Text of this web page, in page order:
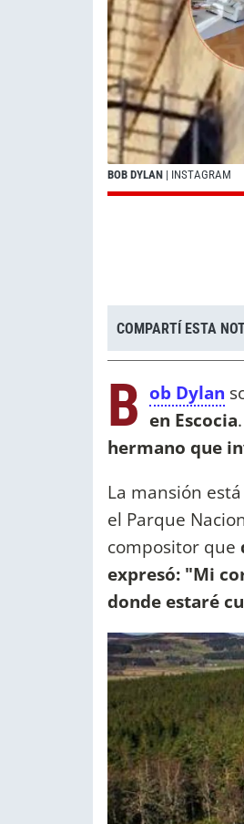
BOB DYLAN | INSTAGRAM
COMPARTÍ ESTA
B ob Dylan
en Escocia
hermano que
La mansión
el Parque
compositor que
expresó: "Mi
donde estaré